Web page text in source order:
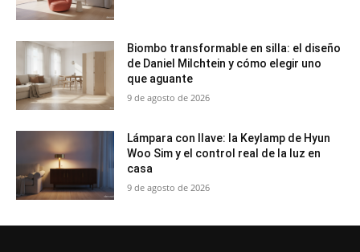
Biombo transformable en silla: el diseño
de Daniel Milchtein y cómo elegir uno
que aguante
9 de agosto de 2026
Lámpara con llave: la Keylamp de Hyun
Woo Sim y el control real de la luz en
casa
9 de agosto de 2026